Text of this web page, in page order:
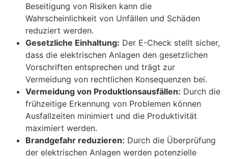
Beseitigung von Risiken kann die
Wahrscheinlichkeit von Unfällen und Schäden
reduziert werden.
Gesetzliche Einhaltung: Der E-Check stellt sicher,
dass die elektrischen Anlagen den gesetzlichen
Vorschriften entsprechen und trägt zur
Vermeidung von rechtlichen Konsequenzen bei.
Vermeidung von Produktionsausfällen: Durch die
frühzeitige Erkennung von Problemen können
Ausfallzeiten minimiert und die Produktivität
maximiert werden.
Brandgefahr reduzieren: Durch die Überprüfung
der elektrischen Anlagen werden potenzielle